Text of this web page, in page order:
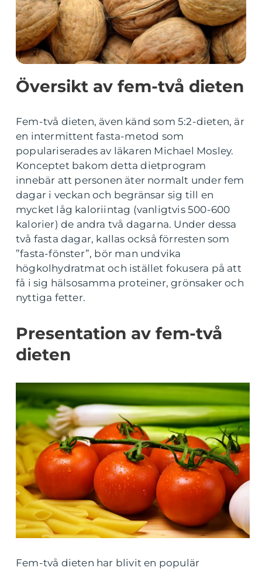
Översikt av fem-två dieten
Fem-två dieten, även känd som 5:2-dieten, är
en intermittent fasta-metod som
populariserades av läkaren Michael Mosley.
Konceptet bakom detta dietprogram
innebär att personen äter normalt under fem
dagar i veckan och begränsar sig till en
mycket låg kaloriintag (vanligtvis 500-600
kalorier) de andra två dagarna. Under dessa
två fasta dagar, kallas också förresten som
”fasta-fönster”, bör man undvika
högkolhydratmat och istället fokusera på att
få i sig hälsosamma proteiner, grönsaker och
nyttiga fetter.
Presentation av fem-två
dieten
Fem-två dieten har blivit en populär